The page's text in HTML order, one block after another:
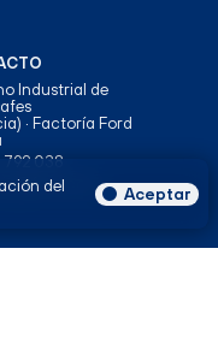
del Aceptar
Industrial de
· Factoría Ford
792 038